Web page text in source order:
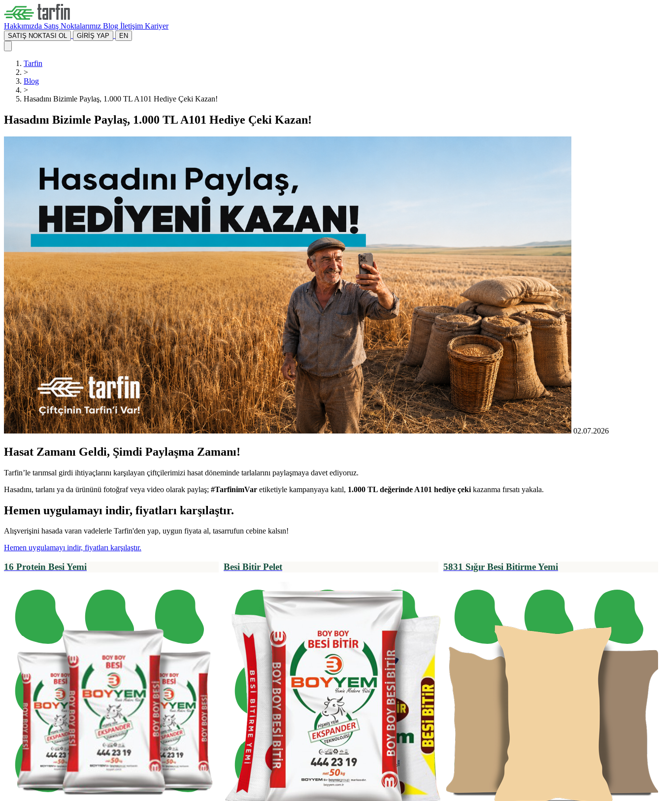
Hakkımızda Satış Noktalarımız Blog İletişim Kariyer
SATIŞ NOKTASI OL GİRİŞ YAP EN
Tarfin
>
Blog
>
Hasadını Bizimle Paylaş, 1.000 TL A101 Hediye Çeki Kazan!
Hasadını Bizimle Paylaş, 1.000 TL A101 Hediye Çeki Kazan!
02.07.2026
Hasat Zamanı Geldi, Şimdi Paylaşma Zamanı!
Tarfin’le tarımsal girdi ihtiyaçlarını karşılayan çiftçilerimizi hasat döneminde tarlalarını paylaşmaya davet ediyoruz.
Hasadını, tarlanı ya da ürününü fotoğraf veya video olarak paylaş; #TarfinimVar etiketiyle kampanyaya katıl, 1.000 TL değerinde A101 hediye çeki kazanma fırsatı yakala.
Hemen uygulamayı indir, fiyatları karşılaştır.
Alışverişini hasada varan vadelerle Tarfin'den yap, uygun fiyata al, tasarrufun cebine kalsın!
Hemen uygulamayı indir, fiyatları karşılaştır.
16 Protein Besi Yemi Besi Bitir Pelet 5831 Sığır Besi Bitirme Yemi